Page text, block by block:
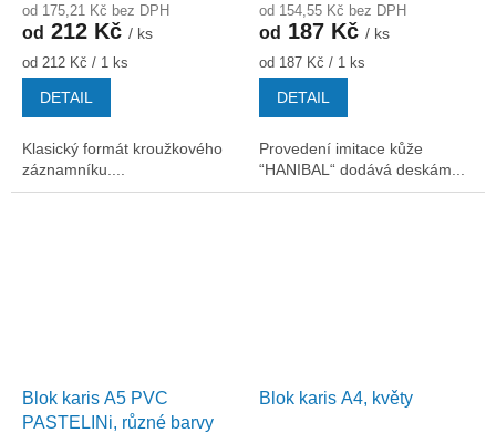
od 175,21 Kč bez DPH
od 212 Kč / ks
Měrná
cena:
od 212 Kč / 1 ks
DETAIL
Klasický formát kroužkového
záznamníku....
od 154,55 Kč bez DPH
od 187 Kč / ks
Měrná
cena:
od 187 Kč / 1 ks
DETAIL
Provedení imitace kůže
“HANIBAL“ dodává deskám...
Blok karis A5 PVC
PASTELINi, různé barvy
Blok karis A4, květy